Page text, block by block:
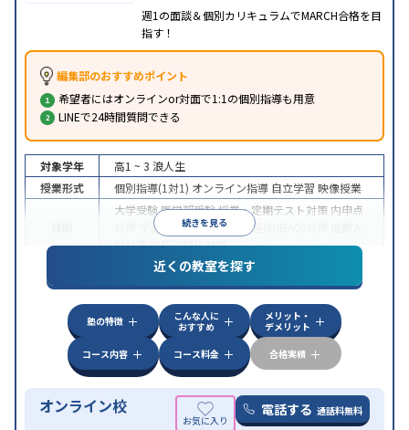
週1の面談＆個別カリキュラムでMARCH合格を目
指す！
編集部のおすすめポイント
希望者にはオンラインor対面で1:1の個別指導も用意
LINEで24時間質問できる
続きを見る
対象学年 高1 ~ 3 浪人生
授業形式
個別指導(1対1) オンライン指導 自立学習 映像授業
大学受験医学部受験授業・定期テスト対策 内申点
学習習慣の定着 総合型選抜(旧AO)対策
試対策学校別特化対策
特徴
中高一貫校生に対応授業の振替可能
学習にPC・タブレットを利用オンライン対応1
科目から受講可能
近くの教室を探す
塾の特徴
こんな人に
おすすめ
メリット・
デメリット
コース内容
コース料金 合格実績
オンライン校 電話する 通話料無料